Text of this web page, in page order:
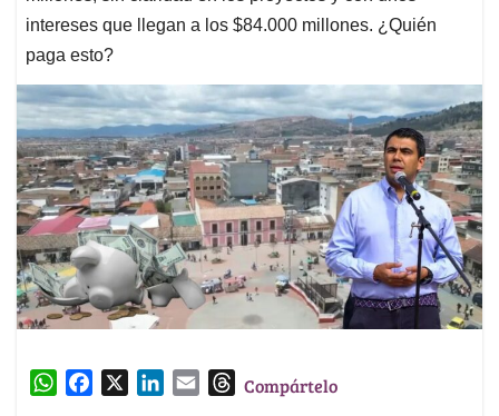
intereses que llegan a los $84.000 millones. ¿Quién
paga esto?
W
TCompártelo